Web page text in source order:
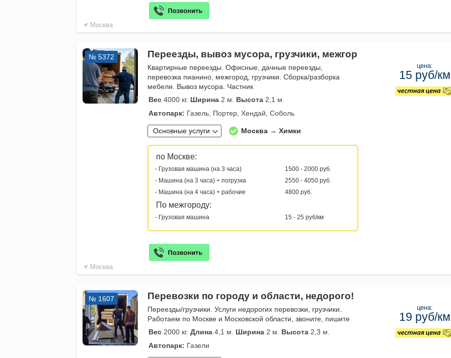
Москва
Москва
№ 5372 Переезды, вывоз мусора, грузчики, межгор
Квартирные переезды. Офисные, дачные переезды,
перевозка пианино, межгород, грузчики. Сборка/разборка
мебели. Вывоз мусора. Частник
Вес 4000 кг. Ширина 2 м. Высота 2,1 м.
Автопарк: Газель, Портер, Хендай, Соболь
Основные услуги Москва → Химки
по Москве:
- Грузовая машина (на 3 часа)
1500 - 2000 руб.
- Машина (на 3 часа) + погрузка
2550 - 4050 руб.
- Машина (на 4 часа) + рабочие
4800 руб.
По межгороду:
- Грузовая машина 15 - 25 руб/км
цена:
15 руб/км
№ 1607 Перевозки по городу и области, недорого!
Переезды/грузчики. Услуги недорогих перевозки, грузчики.
Работаем по Москве и Московской области, звоните, пишите
Вес 2000 кг. Длина 4,1 м. Ширина 2 м. Высота 2,3 м.
Автопарк: Газели
цена:
19 руб/км